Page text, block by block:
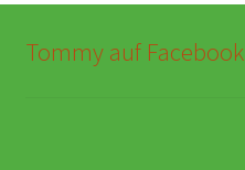
Tommy auf Facebook